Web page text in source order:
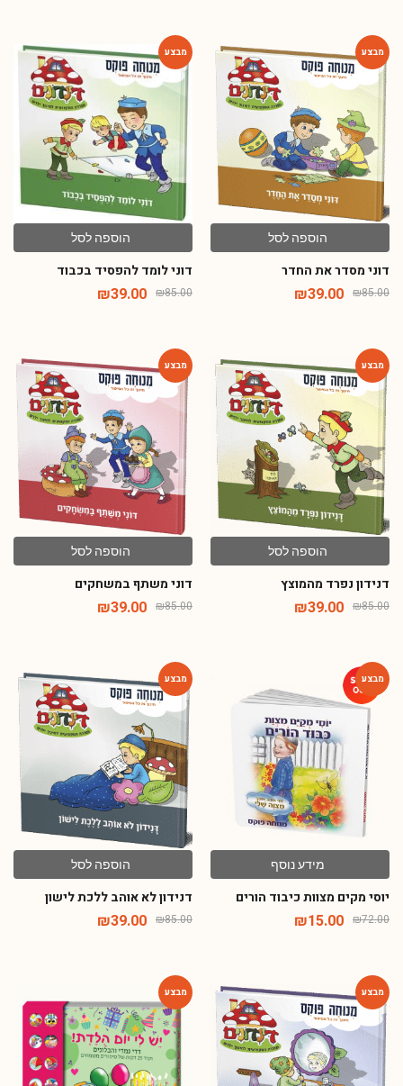
הוספה לסל
דוני מסדר את החדר
₪85.00
₪39.00
הוספה לסל
דוני לומד להפסיד בכבוד
₪85.00
₪39.00
-54%
הוספה לסל
דנידון נפרד מהמוצץ
₪85.00
₪39.00
הוספה לסל
דוני משתף במשחקים
₪85.00
₪39.00
מידע נוסף
יוסי מקים מצוות כיבוד הורים
₪72.00
₪15.00
הוספה לסל
דנידון לא אוהב ללכת לישון
₪85.00
₪39.00